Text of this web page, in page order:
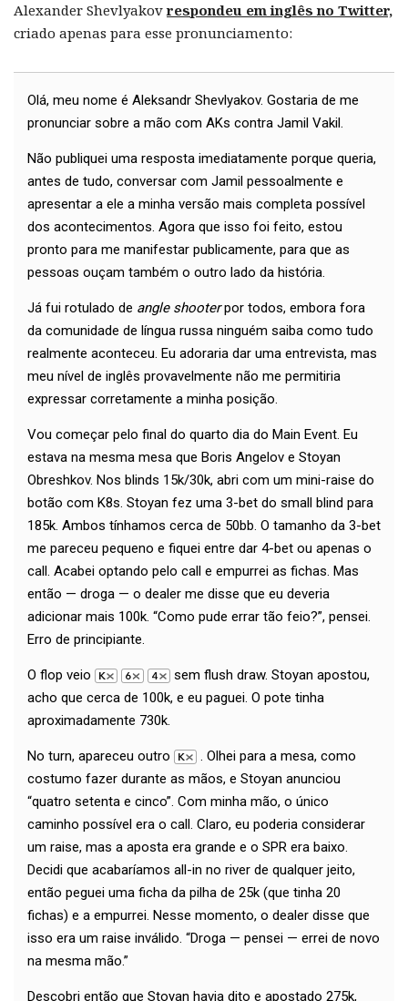
Alexander Shevlyakovrespondeu em inglês no Twitter,
criado apenas para esse pronunciamento:
Olá, meu nome é Aleksandr Shevlyakov. Gostaria de me
pronunciar sobre a mão com AKs contra Jamil Vakil.
Não publiquei uma resposta imediatamente porque queria,
antes de tudo, conversar com Jamil pessoalmente e
apresentar a ele a minha versão mais completa possível
dos acontecimentos. Agora que isso foi feito, estou
pronto para me manifestar publicamente, para que as
pessoas ouçam também o outro lado da história.
Já fui rotulado de angle shooterpor todos, embora fora
da comunidade de língua russa ninguém saiba como tudo
realmente aconteceu. Eu adoraria dar uma entrevista, mas
meu nível de inglês provavelmente não me permitiria
expressar corretamente a minha posição.
Vou começar pelo final do quarto dia do Main Event. Eu
estava na mesma mesa que Boris Angelov e Stoyan
Obreshkov. Nos blinds 15k/30k, abri com um mini-raise do
botão com K8s. Stoyan fez uma 3-bet do small blind para
185k. Ambos tínhamos cerca de 50bb. O tamanho da 3-bet
me pareceu pequeno e fiquei entre dar 4-bet ou apenas o
call. Acabei optando pelo call e empurrei as fichas. Mas
então — droga — o dealer me disse que eu deveria
adicionar mais 100k. “Como pude errar tão feio?”, pensei.
Erro de principiante.
O flop veio
sem flush draw. Stoyan apostou,
acho que cerca de 100k, e eu paguei. O pote tinha
aproximadamente 730k.
No turn, apareceu outro
. Olhei para a mesa, como
costumo fazer durante as mãos, e Stoyan anunciou
“quatro setenta e cinco”. Com minha mão, o único
caminho possível era o call. Claro, eu poderia considerar
um raise, mas a aposta era grande e o SPR era baixo.
Decidi que acabaríamos all-in no river de qualquer jeito,
então peguei uma ficha da pilha de 25k (que tinha 20
fichas) e a empurrei. Nesse momento, o dealer disse que
isso era um raise inválido. “Droga — pensei — errei de novo
na mesma mão.”
Descobri então que Stoyan havia dito e apostado 275k,